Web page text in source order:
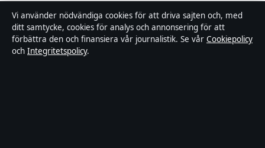
Förtroende & standarder
Källor & standarder
Redaktionell policy
Vi använder nödvändiga cookies för att driva sajten och, med
ditt samtycke, cookies för analys och annonsering för att
förbättra den och finansiera vår journalistik. Se vår Cookiepolicy
och Integritetspolicy.